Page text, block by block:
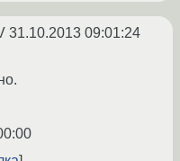
31.10.2013 09:01:24